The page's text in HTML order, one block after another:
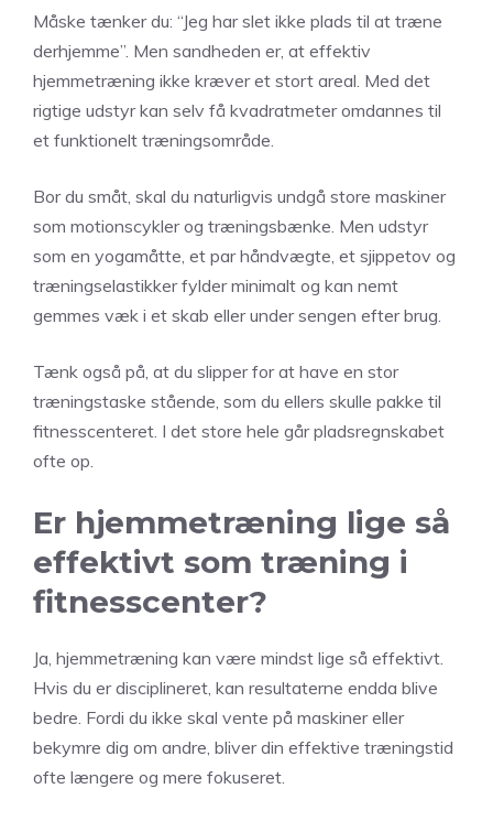
Måske tænker du: “Jeg har slet ikke plads til at træne
derhjemme”. Men sandheden er, at effektiv
hjemmetræning ikke kræver et stort areal. Med det
rigtige udstyr kan selv få kvadratmeter omdannes til
et funktionelt træningsområde.
Bor du småt, skal du naturligvis undgå store maskiner
som motionscykler og træningsbænke. Men udstyr
som en yogamåtte, et par håndvægte, et sjippetov og
træningselastikker fylder minimalt og kan nemt
gemmes væk i et skab eller under sengen efter brug.
Tænk også på, at du slipper for at have en stor
træningstaske stående, som du ellers skulle pakke til
fitnesscenteret. I det store hele går pladsregnskabet
ofte op.
Er hjemmetræning lige så
effektivt som træning i
fitnesscenter?
Ja, hjemmetræning kan være mindst lige så effektivt.
Hvis du er disciplineret, kan resultaterne endda blive
bedre. Fordi du ikke skal vente på maskiner eller
bekymre dig om andre, bliver din effektive træningstid
ofte længere og mere fokuseret.